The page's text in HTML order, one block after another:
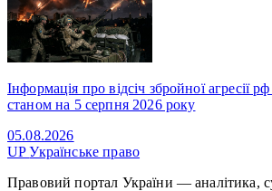
Інформація про відсіч збройної агресії
станом на 5 серпня 2026 року
05.08.2026
UPУкраїнське право
Правовий портал України — аналітика,